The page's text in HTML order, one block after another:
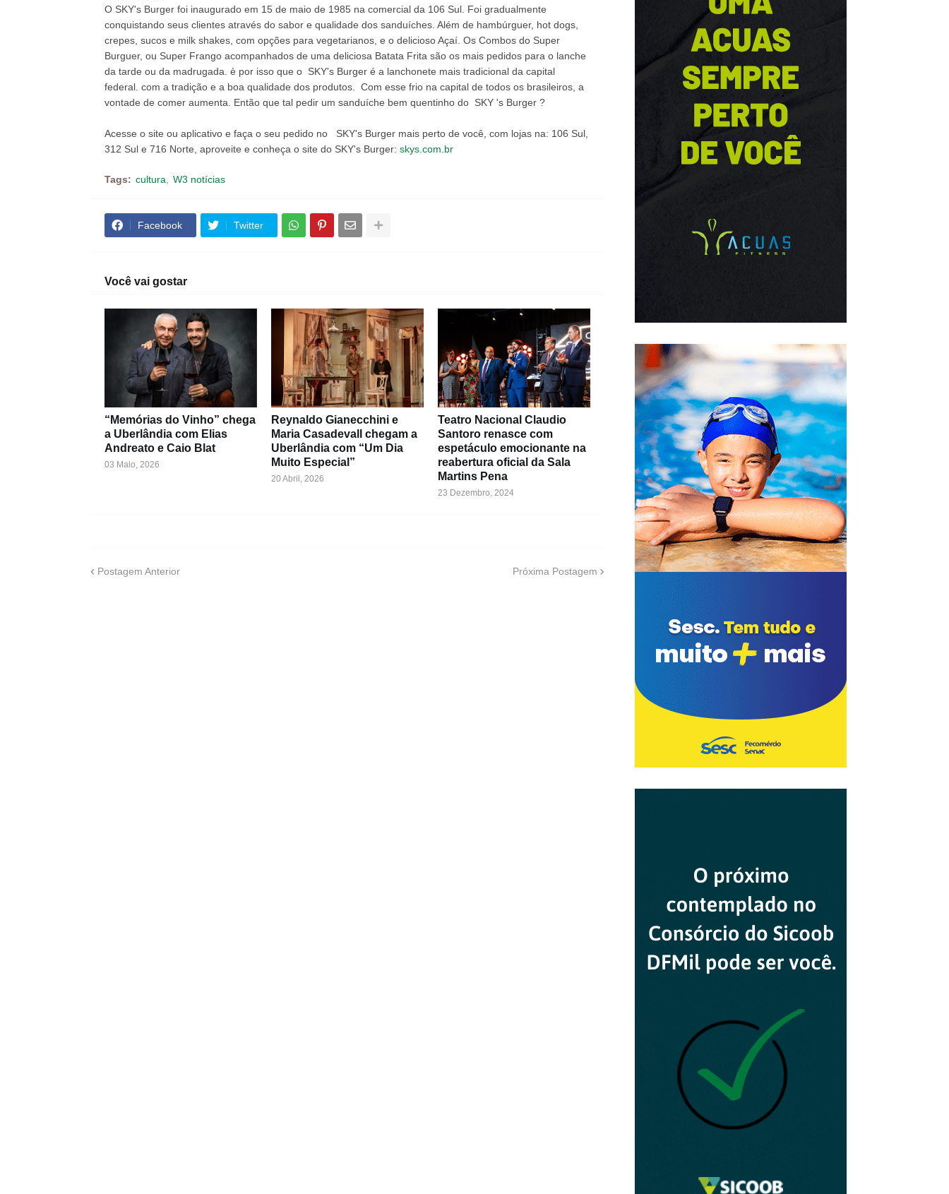
O SKY's Burger foi inaugurado em 15 de maio de 1985 na comercial da 106 Sul. Foi gradualmente
conquistando seus clientes através do sabor e qualidade dos sanduíches. Além de hambúrguer, hot dogs,
crepes, sucos e milk shakes, com opções para vegetarianos, e o delicioso Açaí. Os Combos do Super
Burguer, ou Super Frango acompanhados de uma deliciosa Batata Frita são os mais pedidos para o lanche
da tarde ou da madrugada. è por isso que o SKY's Burger é a lanchonete mais tradicional da capital
federal. com a tradição e a boa qualidade dos produtos. Com esse frio na capital de todos os brasileiros, a
vontade de comer aumenta. Então que tal pedir um sanduíche bem quentinho do SKY 's Burger ?
Acesse o site ou aplicativo e faça o seu pedido no SKY's Burger mais perto de você, com lojas na: 106 Sul,
312 Sul e 716 Norte, aproveite e conheça o site do SKY's Burger: skys.com.br
Tags: cultura W3 notícias
Facebook Twitter
Você vai gostar
“Memórias do Vinho” chega
a Uberlândia com Elias
Andreato e Caio Blat
03 Maio, 2026
Reynaldo Gianecchini e
Maria Casadevall chegam a
Uberlândia com “Um Dia
Muito Especial”
20 Abril, 2026
Teatro Nacional Claudio
Santoro renasce com
espetáculo emocionante na
reabertura oficial da Sala
Martins Pena
23 Dezembro, 2024
Postagem Anterior Próxima Postagem